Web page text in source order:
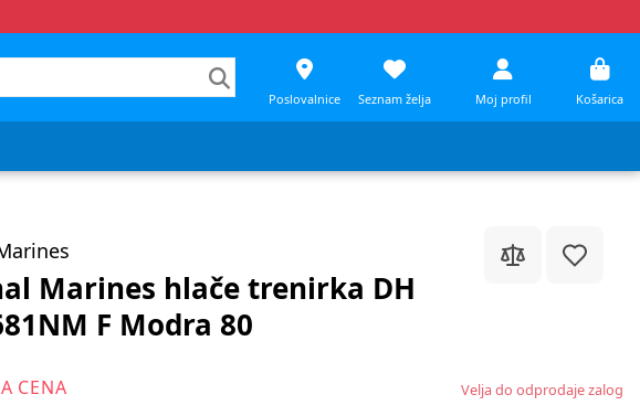
Poslovalnice Seznam želja Moj profil Košarica
Marines hlače trenirka DH
F Modra 80
CENA Velja do odprodaje zalog